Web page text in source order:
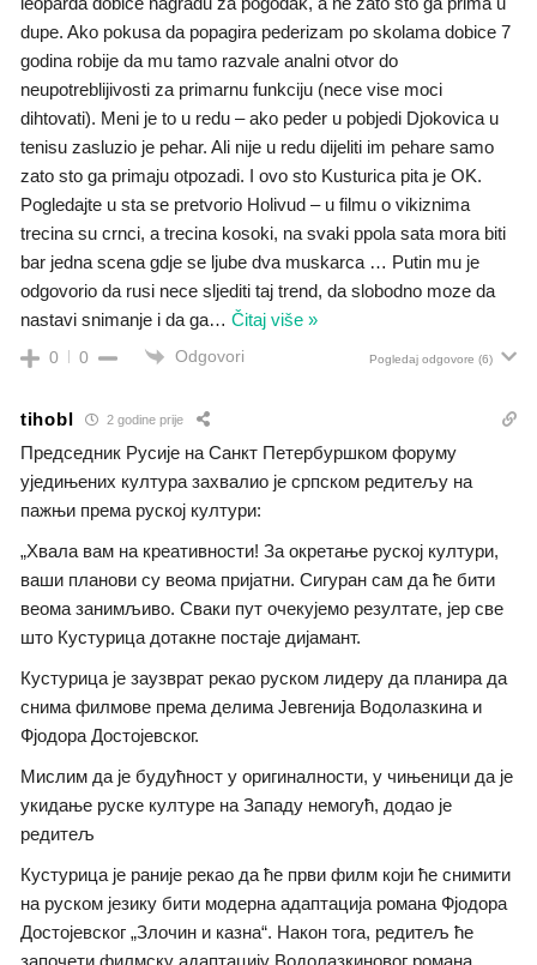
dupe. Ako pokusa da popagira pederizam po skolama dobice 7
godina robije da mu tamo razvale analni otvor do
neupotreblijivosti za primarnu funkciju (nece vise moci
dihtovati). Meni je to u redu – ako peder u pobjedi Djokovica u
tenisu zasluzio je pehar. Ali nije u redu dijeliti im pehare samo
zato sto ga primaju otpozadi. I ovo sto Kusturica pita je OK.
Pogledajte u sta se pretvorio Holivud – u filmu o vikiznima
trecina su crnci, a trecina kosoki, na svaki ppola sata mora biti
bar jedna scena gdje se ljube dva muskarca … Putin mu je
odgovorio da rusi nece sljediti taj trend, da slobodno moze da
nastavi snimanje i da ga… Čitaj više »
0 0 Odgovori Pogledaj odgovore (6)
tihobl 2 godine prije
Председник Русије на Санкт Петербуршком форуму
уједињених култура захвалио је српском редитељу на
пажњи према руској култури:
„Хвала вам на креативности! За окретање руској култури,
ваши планови су веома пријатни. Сигуран сам да ће бити
веома занимљиво. Сваки пут очекујемо резултате, јер све
што Кустурица дотакне постаје дијамант.
Кустурица је заузврат рекао руском лидеру да планира да
снима филмове према делима Јевгенија Водолазкина и
Фјодора Достојевског.
Мислим да је будућност у оригиналности, у чињеници да је
укидање руске културе на Западу немогућ, додао је
редитељ
Кустурица је раније рекао да ће први филм који ће снимити
на руском језику бити модерна адаптација романа Фјодора
Достојевског „Злочин и казна“. Након тога, редитељ ће
започети филмску адаптацију Водолазкиновог романа